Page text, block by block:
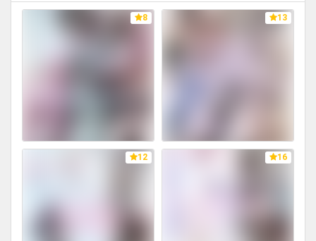
8 13
12 16